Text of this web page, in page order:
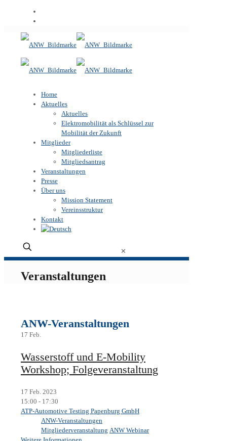
Home
Aktuelles
Aktuelles
Elektromobilität als Schlüssel zur
Mobilität der Zukunft
Mitglieder
Mitgliederliste
Mitgliedsantrag
Veranstaltungen
Presse
Über uns
Mission Statement
Vereinsstruktur
Kontakt
✕
Veranstaltungen
ANW-Veranstaltungen
17 Feb.
Wasserstoff und E-Mobility
Workshop; Folgeveranstaltung
17 Feb. 2023
15:00 - 17:30
ATP-Automotive Testing Papenburg GmbH
ANW-Veranstaltungen
Mitgliederveranstaltung ANW Webinar